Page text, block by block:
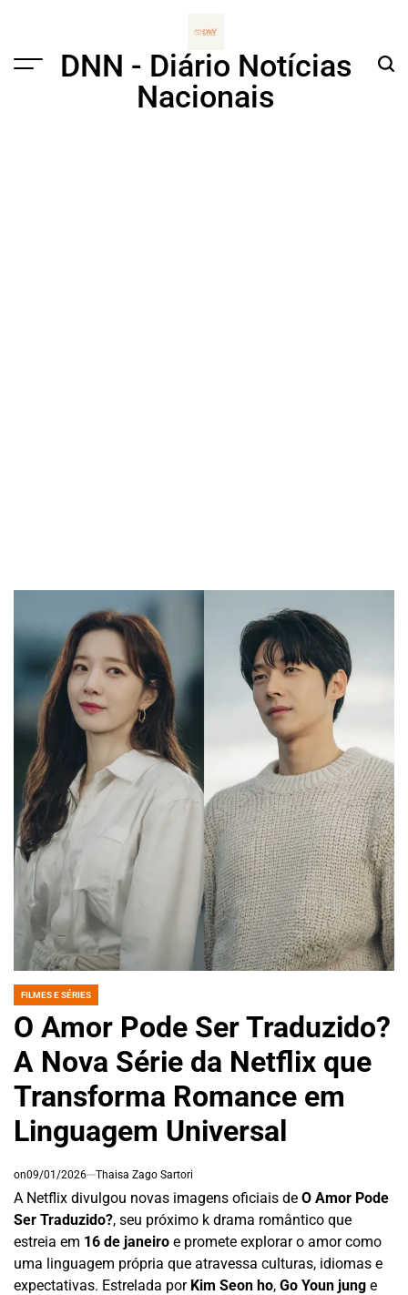
Menu
DNN - Diário Notícias
Nacionais
POSTED
FILMES E SÉRIES
O Amor Pode Ser Traduzido?
A Nova Série da Netflix que
Transforma Romance em
Linguagem Universal
on09/01/2026 Thaisa Zago Sartori
A Netflix divulgou novas imagens oficiais de O Amor Pode
Ser Traduzido?, seu próximo k drama romântico que
estreia em 16 de janeiro e promete explorar o amor como
uma linguagem própria que atravessa culturas, idiomas e
expectativas. Estrelada por Kim Seon ho, Go Youn jung e